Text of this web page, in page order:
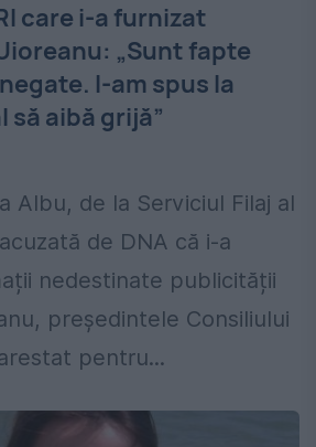
care i-a furnizat
„Sunt fapte
I-am spus la
să aibă grijă”
Albu, de la Serviciul Filaj al
de DNA că i-a
nedestinate publicității
președintele Consiliului
pentru...